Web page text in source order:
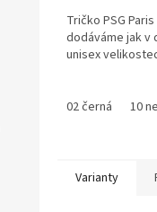
z
5
hvězdiček.
Tričko PSG
dodáváme jak v
unisex
02 černá 10
Varianty